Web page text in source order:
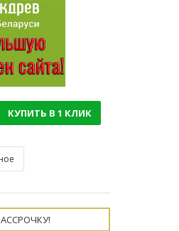
КУПИТЬ В 1 КЛИК